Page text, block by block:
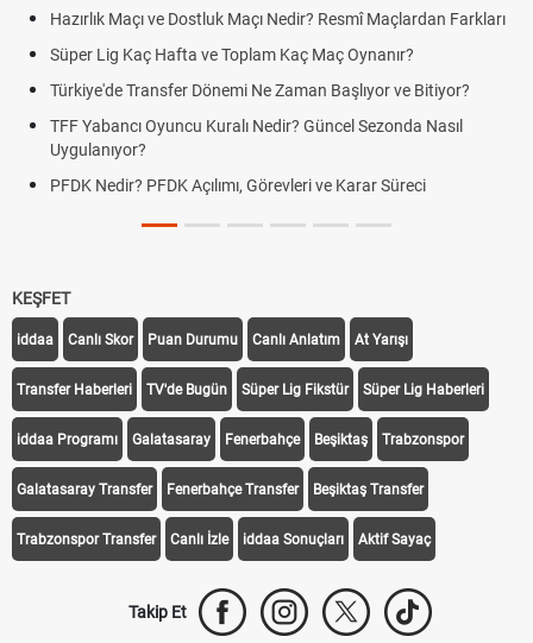
Maçı ve Dostluk Maçı Nedir? Resmî Maçlardan Farkları
Lig Kaç Hafta ve Toplam Kaç Maç Oynanır?
Transfer Dönemi Ne Zaman Başlıyor ve Bitiyor?
Yabancı Oyuncu Kuralı Nedir? Güncel Sezonda Nasıl
Nedir? PFDK Açılımı, Görevleri ve Karar Süreci
KEŞFET
iddaa Canlı Skor Puan Durumu Canlı Anlatım At Yarışı
Transfer Haberleri TV'de Bugün Süper Lig Fikstür Süper Lig Haberleri
iddaa Programı Galatasaray Fenerbahçe Beşiktaş Trabzonspor
Galatasaray Transfer Fenerbahçe Transfer Beşiktaş Transfer
Trabzonspor Transfer Canlı İzle iddaa Sonuçları Aktif Sayaç